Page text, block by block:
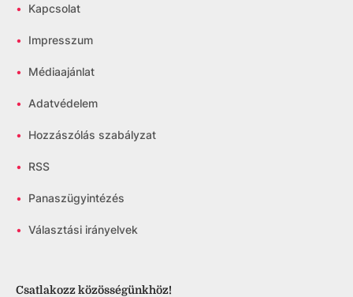
• Kapcsolat
• Impresszum
• Médiaajánlat
• Adatvédelem
• Hozzászólás szabályzat
• RSS
• Panaszügyintézés
• Választási irányelvek
Csatlakozz közösségünkhöz!